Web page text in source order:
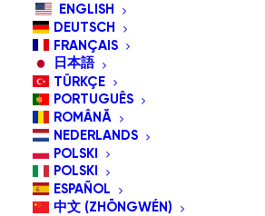
ENGLISH
DEUTSCH
FRANÇAIS
日本語
TÜRKÇE
PORTUGUÊS
ROMÂNĂ
NEDERLANDS
POLSKI
POLSKI
ESPAÑOL
中文 (ZHŌNGWÉN)
Boka ett möte med
videosamtal